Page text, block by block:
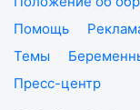
Помощь
Темы
Пресс-центр